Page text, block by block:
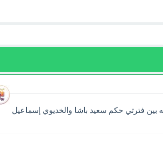
فترتي حكم سعيد باشا والخديوي إسماعيل